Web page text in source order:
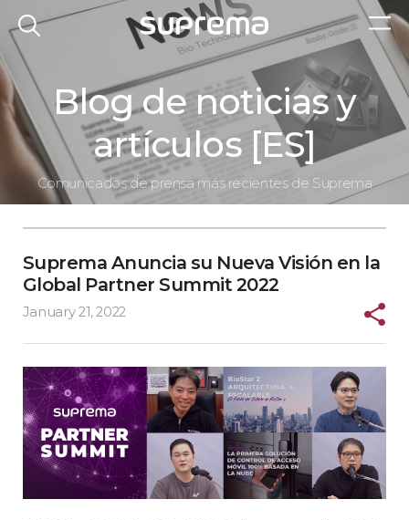
Blog de noticias y
artículos [ES]
Comunicados de prensa más recientes de Suprema
Suprema Anuncia su Nueva Visión en la
Global Partner Summit 2022
January 21, 2022